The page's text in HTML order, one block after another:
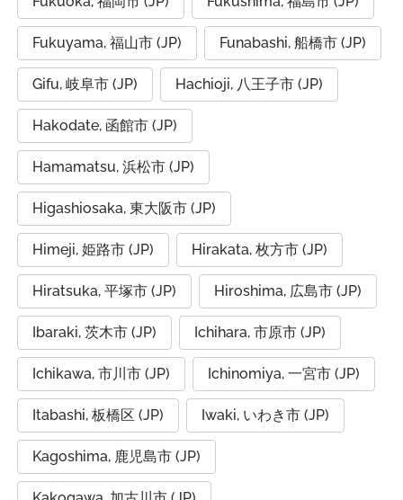
Fukuyama, 福山市 (JP) Funabashi, 船橋市 (JP)
Gifu, 岐阜市 (JP) Hachioji, 八王子市 (JP)
Hakodate, 函館市 (JP)
Hamamatsu, 浜松市 (JP)
Higashiosaka, 東大阪市 (JP)
Himeji, 姫路市 (JP) Hirakata, 枚方市 (JP)
Hiratsuka, 平塚市 (JP) Hiroshima, 広島市 (JP)
Ibaraki, 茨木市 (JP) Ichihara, 市原市 (JP)
Ichikawa, 市川市 (JP) Ichinomiya, 一宮市 (JP)
Itabashi, 板橋区 (JP) Iwaki, いわき市 (JP)
Kagoshima, 鹿児島市 (JP)